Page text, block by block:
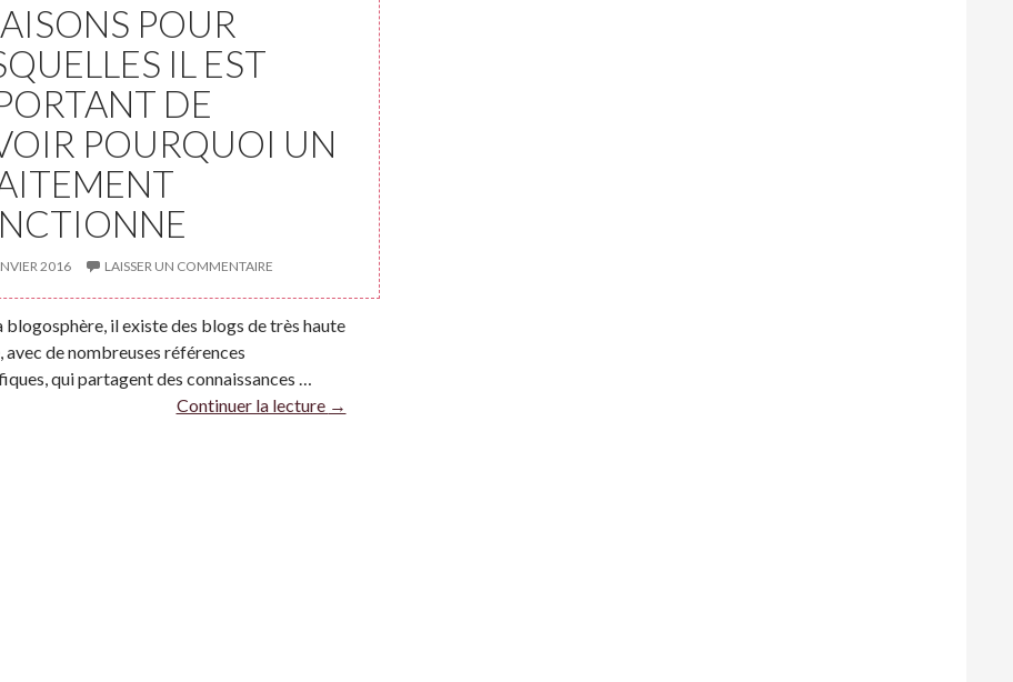
POUR
IL EST
DE
POURQUOI UN
2016 LAISSER UN COMMENTAIRE
blogosphère, il existe des blogs de très haute
avec de nombreuses références
qui partagent des connaissances …
Continuer la lecture →